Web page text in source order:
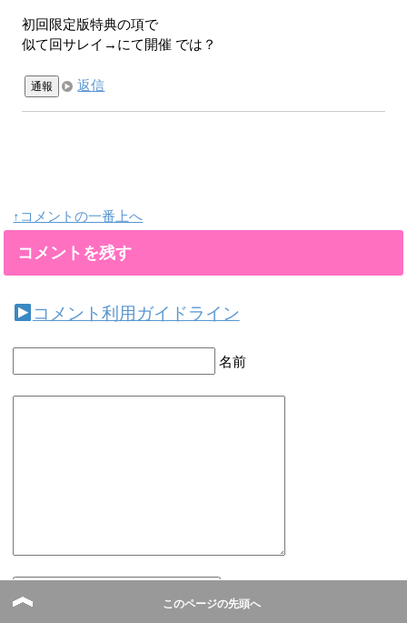
初回限定版特典の項で
似て回サレイ→にて開催 では？
通報 返信
↑コメントの一番上へ
コメントを残す
コメント利用ガイドライン
名前
このページの先頭へ